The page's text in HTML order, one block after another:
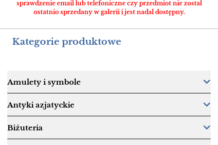
sprawdzenie email lub telefoniczne czy przedmiot nie został
ostatnio sprzedany w galerii i jest nadal dostępny.
Kategorie produktowe
Amulety i symbole
Antyki azjatyckie
Biżuteria